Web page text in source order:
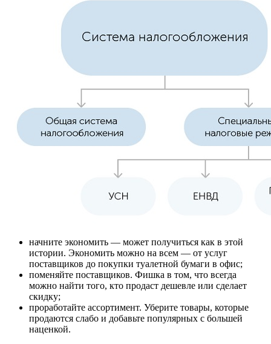
начните экономить — может получиться как в этой
истории. Экономить можно на всем — от услуг
поставщиков до покупки туалетной бумаги в офис;
поменяйте поставщиков. Фишка в том, что всегда
можно найти того, кто продаст дешевле или сделает
скидку;
проработайте ассортимент. Уберите товары, которые
продаются слабо и добавьте популярных с большей
наценкой.